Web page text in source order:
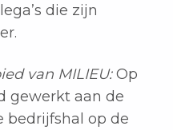
die zijn
van MILIEU:Op
gewerkt aan de
bedrijfshal op de